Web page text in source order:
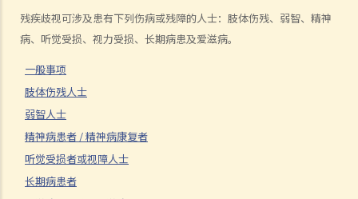
残疾歧视可涉及患有下列伤病或残障的人士：肢体伤残、弱智、精神
病、听觉受损、视力受损、长期病患及爱滋病。
一般事项
肢体伤残人士
弱智人士
精神病患者 / 精神病康复者
听觉受损者或视障人士
长期病患者
建筑物及社会设施？
10. 我发现供残疾人士使用的洗手间经常被大厦用户改为贮物室，这情
11. 我的儿子是弱智小朋友，我为他申请入读主流幼儿园而被拒，该幼
儿园是否已触犯《残疾歧视条例》？假如他被取录入学，该幼儿园是否
有责任为他提供特别的服务或设施以帮助他学习？
12. 如果我的同事公然取笑某弱智的同事而他 / 她不满，这是否属于歧视